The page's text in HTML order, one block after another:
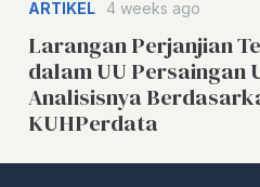
ARTIKEL 4 weeks ago
Larangan Perjanjian
dalam UU Persaingan
Analisisnya
KUHPerdata